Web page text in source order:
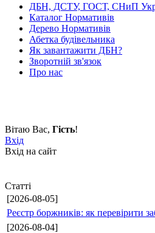
ДБН, ДСТУ, ГОСТ, СНиП
Каталог Нормативів
Дерево Нормативів
Абетка будівельника
Як завантажити ДБН?
Зворотній зв'язок
Про нас
Вітаю Вас, Гість!
Вхід
Вхід на сайт
Статті
[2026-08-05]
Реєстр боржників: як перевірити
[2026-08-04]